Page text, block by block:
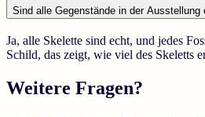
Sind alle Gegenstände in der Ausstellung
Ja, alle Skelette sind echt, und jedes
Schild, das zeigt, wie viel des Skeletts
Weitere Fragen?